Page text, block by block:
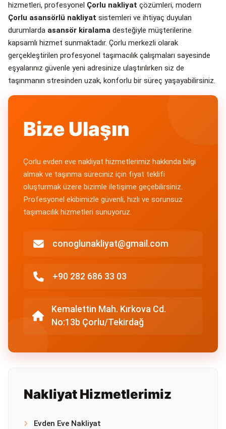
Bize Ulaşın
Çorlu evden eve nakliyat hizmetlerimiz hakkında bilgi
almak ve taşınma süreciniz için fiyat teklifi
oluşturmak üzere bizimle iletişime geçebilirsiniz.
Profesyonel ekibimizle güvenli, hızlı ve sorunsuz
taşımacılık hizmetleri sunuyoruz.
conoglunakliyat@gmail.com
+90 282 686 33 03
Kemalettin Mah. Kırkova Cd.
No:13b Çorlu/Tekirdağ
Nakliyat Hizmetlerimiz
Evden Eve Nakliyat
hizmetleri, profesyonel Çorlu nakliyat çözümleri, modern
Çorlu asansörlü nakliyat sistemleri ve ihtiyaç duyulan
durumlarda asansör kiralama desteğiyle müşterilerine
kapsamlı hizmet sunmaktadır. Çorlu merkezli olarak
gerçekleştirilen profesyonel taşımacılık çalışmaları sayesinde
eşyalarınız güvenle yeni adresinize ulaştırılırken siz de
taşınmanın stresinden uzak, konforlu bir süreç yaşayabilirsiniz.